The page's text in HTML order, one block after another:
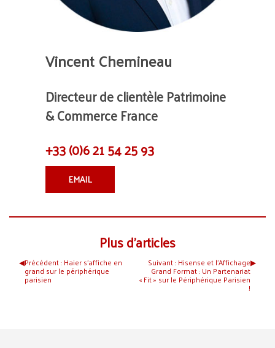
Vincent Chemineau
Directeur de clientèle Patrimoine
& Commerce France
+33 (0)6 21 54 25 93
EMAIL
Plus d’articles
◀︎Précédent :Haier s’affiche en
grand sur le périphérique
parisien
Suivant :Hisense et l’Affichage
Grand Format : Un Partenariat
« Fit » sur le Périphérique Parisien
!
▶︎